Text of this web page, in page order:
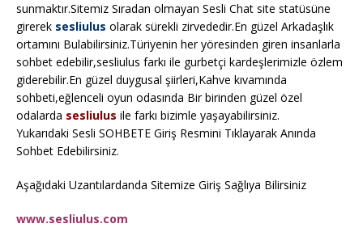
sunmaktır.Sitemiz Sıradan olmayan Sesli Chat site statüsüne
girerek sesliulus olarak sürekli zirvededir.En güzel Arkadaşlık
ortamını Bulabilirsiniz.Türiyenin her yöresinden giren insanlarla
sohbet edebilir,sesliulus farkı ile gurbetçi kardeşlerimizle özlem
giderebilir.En güzel duygusal şiirleri,Kahve kıvamında
sohbeti,eğlenceli oyun odasında Bir birinden güzel özel
odalarda sesliulus ile farkı bizimle yaşayabilirsiniz.
Yukarıdaki Sesli SOHBETE Giriş Resmini Tıklayarak Anında
Sohbet Edebilirsiniz.
Aşağıdaki Uzantılardanda Sitemize Giriş Sağlıya Bilirsiniz
www.sesliulus.com